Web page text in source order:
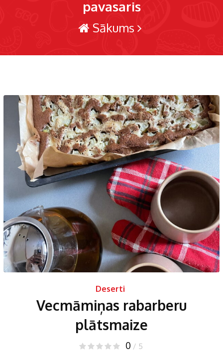
pavasaris
Sākums
Deserti
Vecmāmiņas rabarberu
plātsmaize
0 / 5